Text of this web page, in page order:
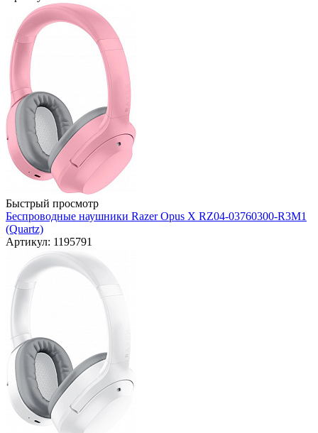
Быстрый просмотр
Беспроводные наушники Razer Opus X RZ04-03760300-R3M1
(Quartz)
Артикул: 1195791